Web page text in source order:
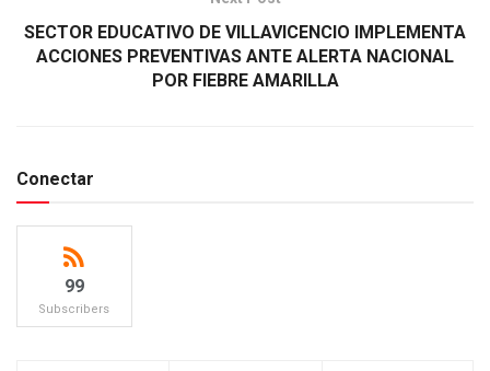
SECTOR EDUCATIVO DE VILLAVICENCIO IMPLEMENTA
ACCIONES PREVENTIVAS ANTE ALERTA NACIONAL
POR FIEBRE AMARILLA
Conectar
99
Subscribers